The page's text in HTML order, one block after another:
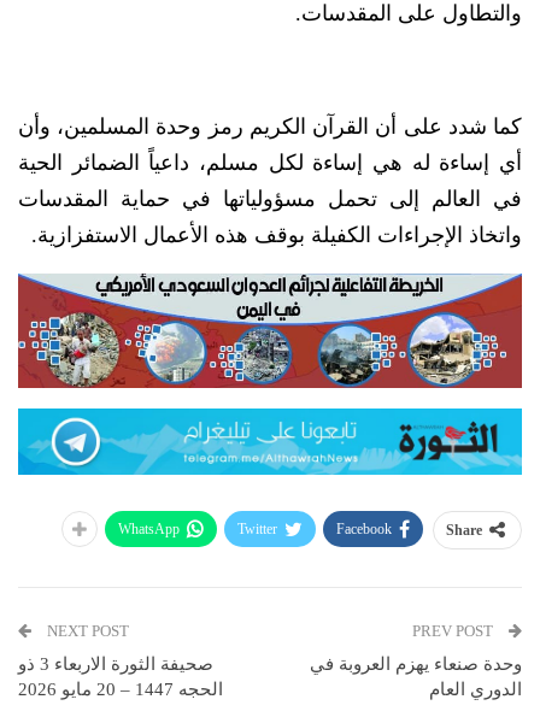
والتطاول على المقدسات.
كما شدد على أن القرآن الكريم رمز وحدة المسلمين، وأن
أي إساءة له هي إساءة لكل مسلم، داعياً الضمائر الحية
في العالم إلى تحمل مسؤولياتها في حماية المقدسات
واتخاذ الإجراءات الكفيلة بوقف هذه الأعمال الاستفزازية.
Share
Facebook
Twitter
WhatsApp
وحدة صنعاء يهزم العروبة في
الدوري العام
NEXT POST
صحيفة الثورة الاربعاء 3 ذو
الحجه 1447 – 20 مايو 2026